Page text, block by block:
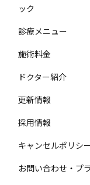
ック
診療メニュー
施術料金
ドクター紹介
更新情報
採用情報
キャンセルポリシ
お問い合わせ・プ